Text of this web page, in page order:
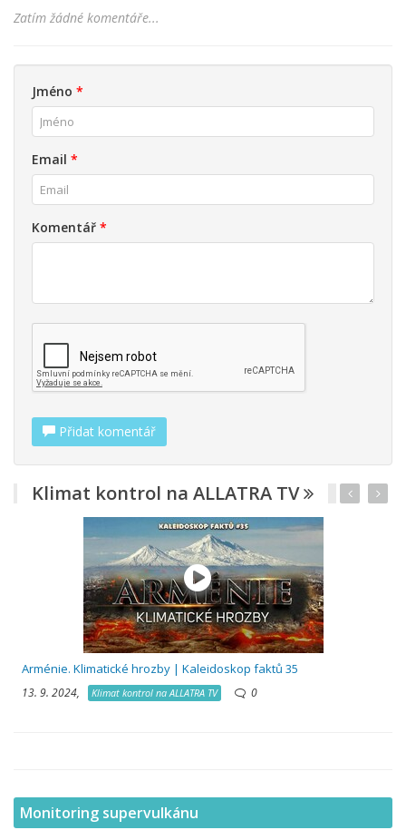
Zatím žádné komentáře...
Jméno *
Email *
Komentář *
Přidat komentář
Klimat kontrol na ALLATRA TV
Arménie. Klimatické hrozby | Kaleidoskop faktů 35
13. 9. 2024, Klimat kontrol na ALLATRA TV 0
Monitoring supervulkánu